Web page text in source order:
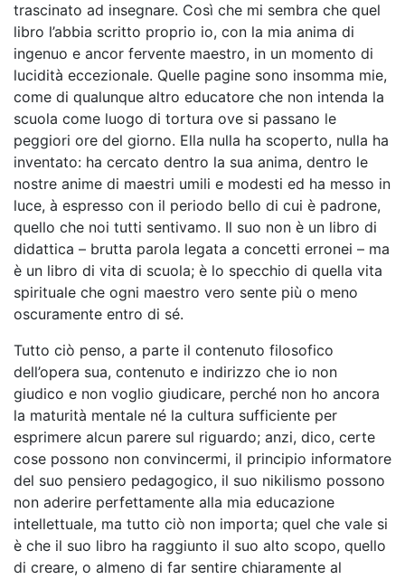
trascinato ad insegnare. Così che mi sembra che quel
libro l’abbia scritto proprio io, con la mia anima di
ingenuo e ancor fervente maestro, in un momento di
lucidità eccezionale. Quelle pagine sono insomma mie,
come di qualunque altro educatore che non intenda la
scuola come luogo di tortura ove si passano le
peggiori ore del giorno. Ella nulla ha scoperto, nulla ha
inventato: ha cercato dentro la sua anima, dentro le
nostre anime di maestri umili e modesti ed ha messo in
luce, à espresso con il periodo bello di cui è padrone,
quello che noi tutti sentivamo. Il suo non è un libro di
didattica – brutta parola legata a concetti erronei – ma
è un libro di vita di scuola; è lo specchio di quella vita
spirituale che ogni maestro vero sente più o meno
oscuramente entro di sé.
Tutto ciò penso, a parte il contenuto filosofico
dell’opera sua, contenuto e indirizzo che io non
giudico e non voglio giudicare, perché non ho ancora
la maturità mentale né la cultura sufficiente per
esprimere alcun parere sul riguardo; anzi, dico, certe
cose possono non convincermi, il principio informatore
del suo pensiero pedagogico, il suo nikilismo possono
non aderire perfettamente alla mia educazione
intellettuale, ma tutto ciò non importa; quel che vale si
è che il suo libro ha raggiunto il suo alto scopo, quello
di creare, o almeno di far sentire chiaramente al